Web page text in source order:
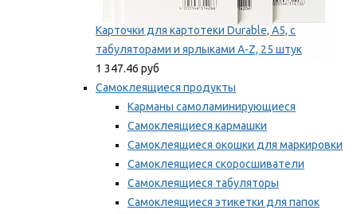
Карточки для картотеки Durable, A5, с
табуляторами и ярлыками A-Z, 25 штук
1 347.46 руб
Самоклеящиеся продукты
Карманы самоламинирующиеся
Самоклеящиеся кармашки
Самоклеящиеся окошки для маркировки
Самоклеящиеся скоросшиватели
Самоклеящиеся табуляторы
Самоклеящиеся этикетки для папок